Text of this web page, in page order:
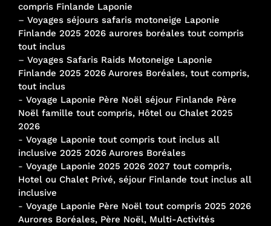
compris Finlande Laponie
– Voyages séjours safaris motoneige Laponie
Finlande 2025 2026 aurores boréales tout compris
tout inclus
– Voyages Safaris Raids Motoneige Laponie
Finlande 2025 2026 Aurores Boréales, tout compris,
tout inclus
- Voyage Laponie Père Noël séjour Finlande Père
Noël famille tout compris, Hôtel ou Chalet 2025
2026
- Voyage Laponie tout compris tout inclus all
inclusive 2025 2026 Aurores Boréales
- Voyage Laponie 2025 2026 2027 tout compris,
Hotel ou Chalet Privé, séjour Finlande tout inclus all
inclusive
- Voyage Laponie Père Noël tout compris 2025 2026
Aurores Boréales, Père Noël, Multi-Activités